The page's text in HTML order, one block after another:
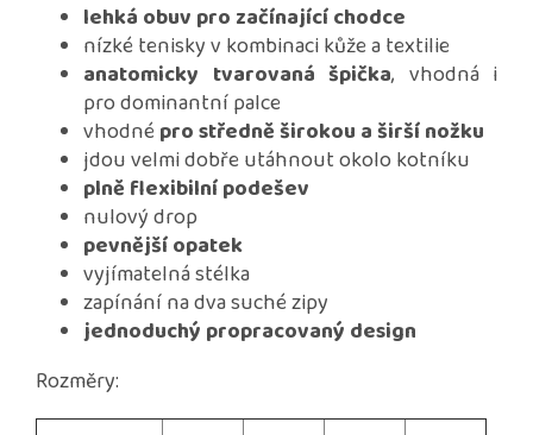
lehká obuv pro začínající chodce
nízké tenisky v kombinaci kůže a textilie
anatomicky tvarovaná špička, vhodná i
pro dominantní palce
vhodné pro středně širokou a širší nožku
jdou velmi dobře utáhnout okolo kotníku
plně flexibilní podešev
nulový drop
pevnější opatek
vyjímatelná stélka
zapínání na dva suché zipy
jednoduchý propracovaný design
Rozměry: